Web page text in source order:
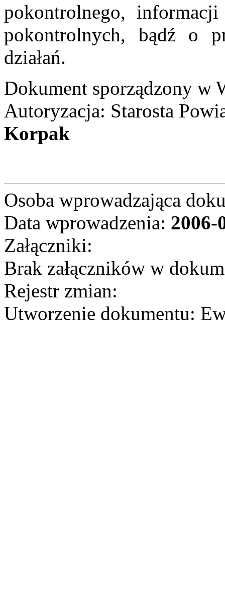
pokontrolnego,
pokontrolnych, bądź o
działań.
Dokument sporządzony w
Autoryzacja: Starosta
Korpak
Osoba wprowadzająca
Data wprowadzenia: 2006-
Załączniki:
Brak załączników w
Rejestr zmian:
Utworzenie dokumentu: